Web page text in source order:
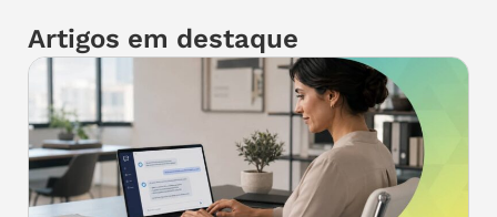
power skills fazem parte do componente de
habilidades e atitudes desse mapa de
competências, com ênfase especial naquelas
que têm maior impacto transversal e
duradouro.
Artigos em destaque